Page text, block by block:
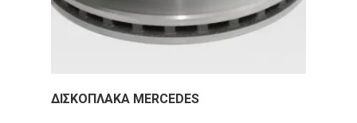
ΔΙΣΚΟΠΛΑΚΑ MERCEDES